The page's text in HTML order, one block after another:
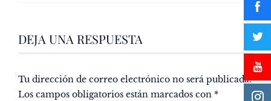
DEJA UNA RESPUESTA
Tu dirección de correo electrónico no será publicada.
Los campos obligatorios están marcados con *